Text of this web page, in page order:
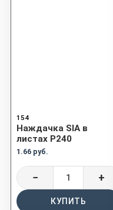
154
Наждачка SIA в
листах P240
1.66 руб.
− +
КУПИТЬ